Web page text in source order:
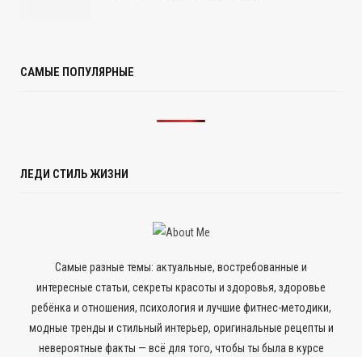
САМЫЕ ПОПУЛЯРНЫЕ
ЛЕДИ СТИЛЬ ЖИЗНИ
Самые разные темы: актуальные, востребованные и
интересные статьи, секреты красоты и здоровья, здоровье
ребёнка и отношения, психология и лучшие фитнес-методики,
модные тренды и стильный интерьер, оригинальные рецепты и
невероятные факты — всё для того, чтобы ты была в курсе